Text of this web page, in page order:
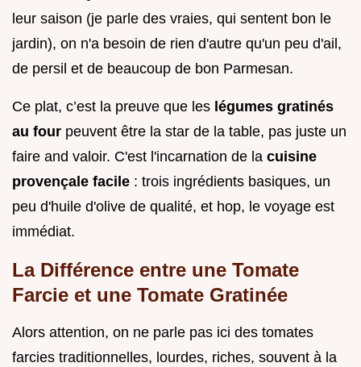
leur saison (je parle des vraies, qui sentent bon le
jardin), on n'a besoin de rien d'autre qu'un peu d'ail,
de persil et de beaucoup de bon Parmesan.
Ce plat, c’est la preuve que les légumes gratinés
au four peuvent être la star de la table, pas juste un
faire and valoir. C'est l'incarnation de la cuisine
provençale facile : trois ingrédients basiques, un
peu d'huile d'olive de qualité, et hop, le voyage est
immédiat.
La Différence entre une Tomate
Farcie et une Tomate Gratinée
Alors attention, on ne parle pas ici des tomates
farcies traditionnelles, lourdes, riches, souvent à la